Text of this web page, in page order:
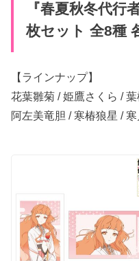
『春夏秋冬代行
枚セット 全8種
【ラインナップ】
花葉雛菊 / 姫鷹さくら /
阿左美竜胆 / 寒椿狼星 /